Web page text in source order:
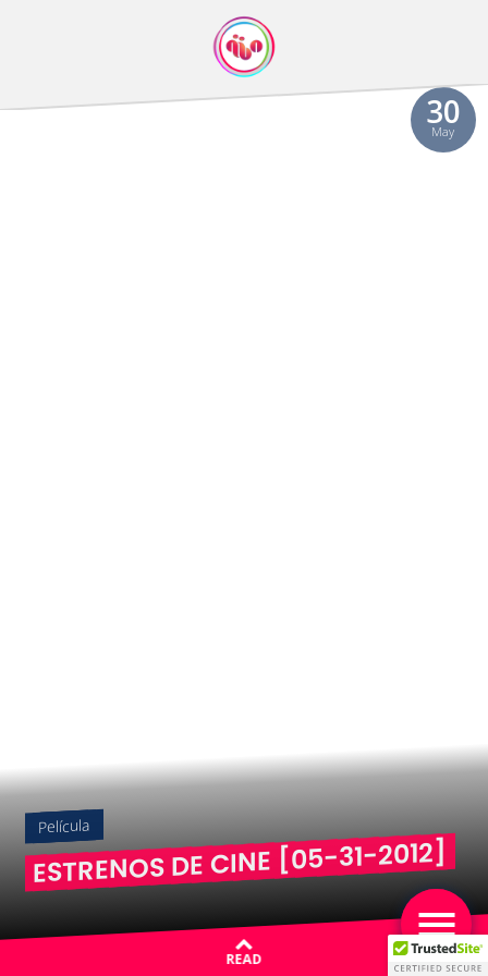
30
May
Película
ESTRENOS DE CINE [05-31-2012]
READ